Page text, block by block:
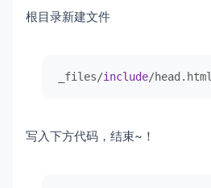
根目录新建文件
_files/include/head.html
写入下方代码，结束~！